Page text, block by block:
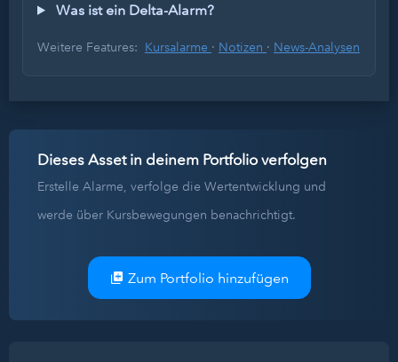
Was ist ein Delta-Alarm?
Weitere Features: Kursalarme · Notizen · News-Analysen
Dieses Asset in deinem Portfolio verfolgen
Erstelle Alarme, verfolge die Wertentwicklung und
werde über Kursbewegungen benachrichtigt.
Zum Portfolio hinzufügen